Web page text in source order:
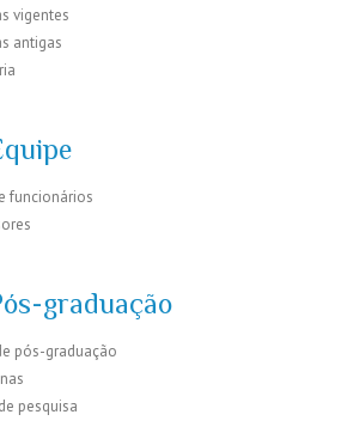
vigentes
antigas
funcionários
graduação
pós-graduação
pesquisa